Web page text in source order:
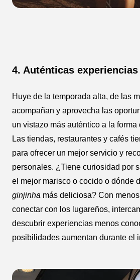
4. Auténticas experiencias
Huye de la temporada alta, de las
acompañan y aprovecha las
un vistazo más auténtico a la
Las tiendas, restaurantes y cafés
para ofrecer un mejor servicio y
personales. ¿Tiene curiosidad por
el mejor marisco o cocido o dónde
ginjinha más deliciosa? Con
conectar con los lugareños,
descubrir experiencias menos
posibilidades aumentan durante el